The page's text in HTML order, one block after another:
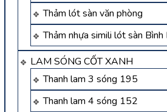
Thảm lót sàn văn phòng
Thảm nhựa simili lót sàn Bình
LAM SÓNG CỐT XANH
Thanh lam 3 sóng 195
Thanh lam 4 sóng 152